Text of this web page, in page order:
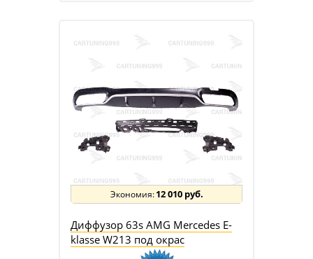
12 010 руб.
Диффузор 63s AMG Mercedes E-
klasse W213 под окрас